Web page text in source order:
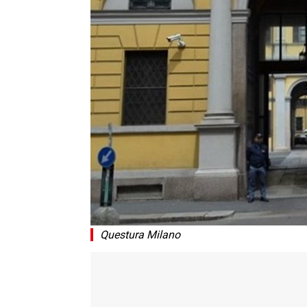
Questura Milano